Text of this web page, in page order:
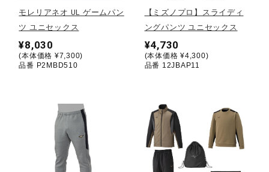
アウトドア／レイン
サポーター
健康／エクササイズ
ジュニア／キッズ
モレリアネオ UL ゲームパン
ツ ユニセックス
¥8,030
(本体価格 ¥7,300)
品番 P2MBD510
【ミズノプロ】スライディ
ングパンツ ユニセックス
¥4,730
(本体価格 ¥4,300)
品番 12JBAP11